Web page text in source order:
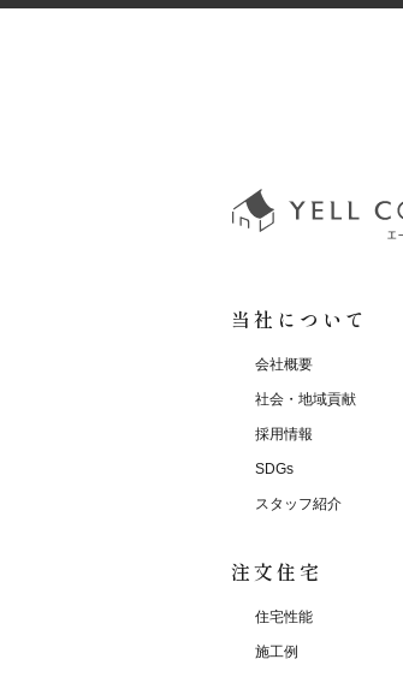
当社について
会社概要
社会・地域貢献
採用情報
SDGs
スタッフ紹介
注文住宅
住宅性能
施工例